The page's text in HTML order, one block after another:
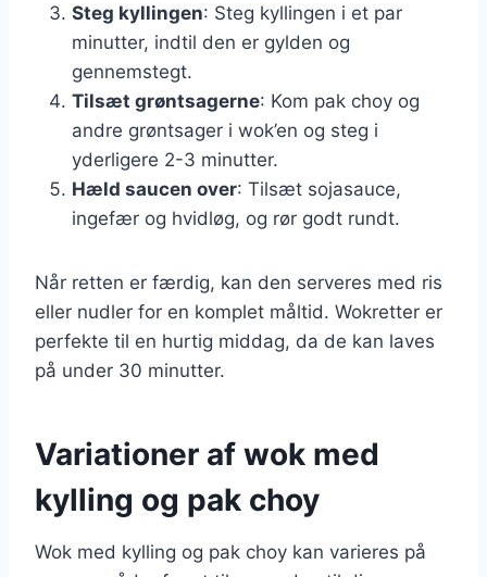
Steg kyllingen: Steg kyllingen i et par
minutter, indtil den er gylden og
gennemstegt.
Tilsæt grøntsagerne: Kom pak choy og
andre grøntsager i wok’en og steg i
yderligere 2-3 minutter.
Hæld saucen over: Tilsæt sojasauce,
ingefær og hvidløg, og rør godt rundt.
Når retten er færdig, kan den serveres med ris
eller nudler for en komplet måltid. Wokretter er
perfekte til en hurtig middag, da de kan laves
på under 30 minutter.
Variationer af wok med
kylling og pak choy
Wok med kylling og pak choy kan varieres på